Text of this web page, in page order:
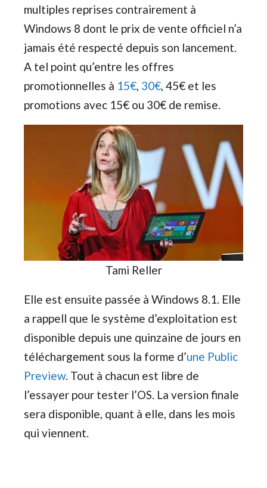
multiples reprises contrairement à
Windows 8 dont le prix de vente officiel n’a
jamais été respecté depuis son lancement.
A tel point qu’entre les offres
promotionnelles à 15€, 30€, 45€ et les
promotions avec 15€ ou 30€ de remise.
Tami Reller
Elle est ensuite passée à Windows 8.1. Elle
a rappell que le système d’exploitation est
disponible depuis une quinzaine de jours en
téléchargement sous la forme d’une Public
Preview. Tout à chacun est libre de
l’essayer pour tester l’OS. La version finale
sera disponible, quant à elle, dans les mois
qui viennent.